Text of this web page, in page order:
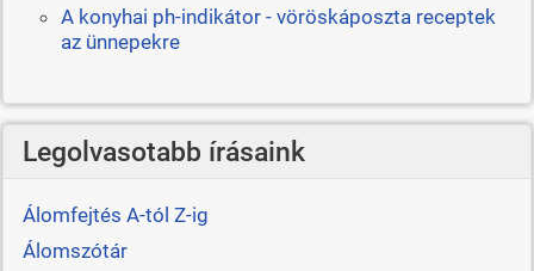
A konyhai ph-indikátor - vöröskáposzta receptek
az ünnepekre
Legolvasotabb írásaink
Álomfejtés A-tól Z-ig
Álomszótár